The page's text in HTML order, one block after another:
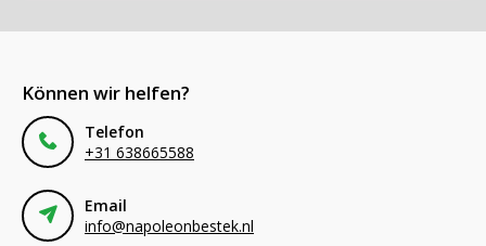
Können wir helfen?
Telefon
+31 638665588
Email
info@napoleonbestek.nl